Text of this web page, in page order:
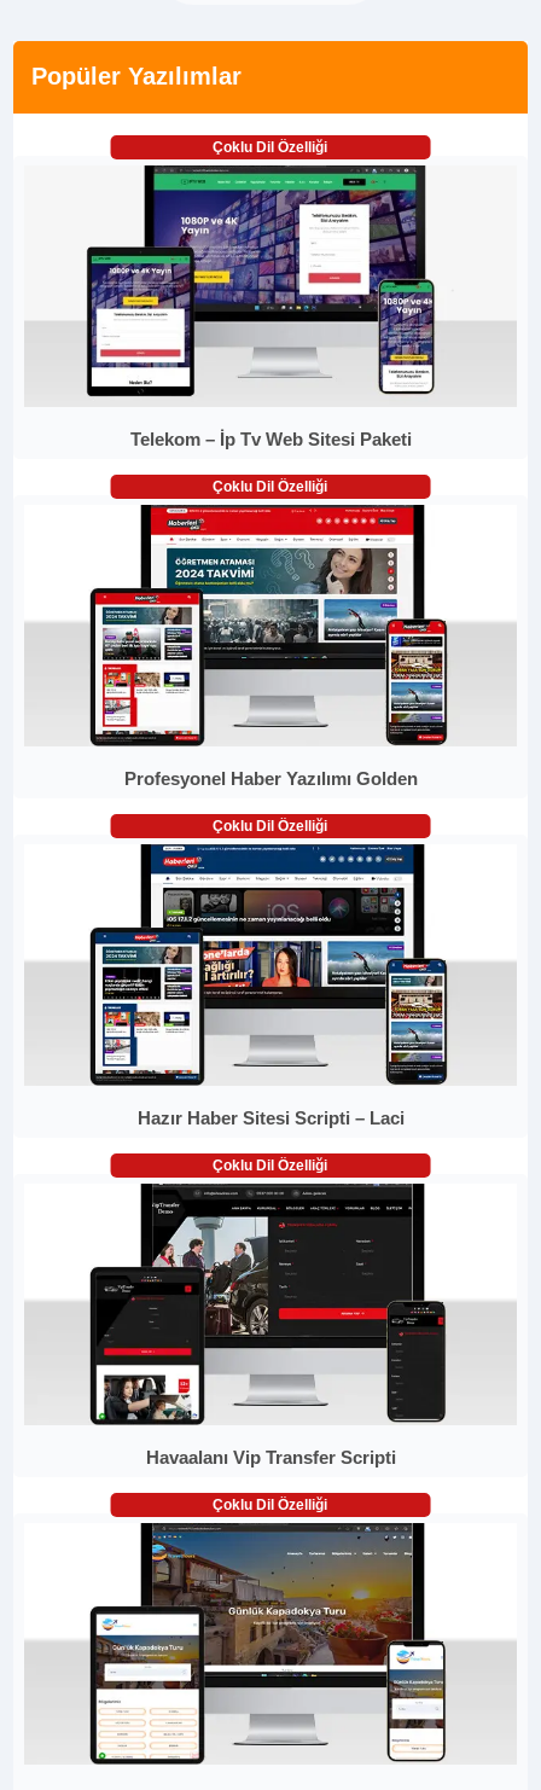
Popüler Yazılımlar
Çoklu Dil Özelliği
Telekom – İp Tv Web Sitesi Paketi
Çoklu Dil Özelliği
Profesyonel Haber Yazılımı Golden
Çoklu Dil Özelliği
Hazır Haber Sitesi Scripti – Laci
Çoklu Dil Özelliği
Havaalanı Vip Transfer Scripti
Çoklu Dil Özelliği